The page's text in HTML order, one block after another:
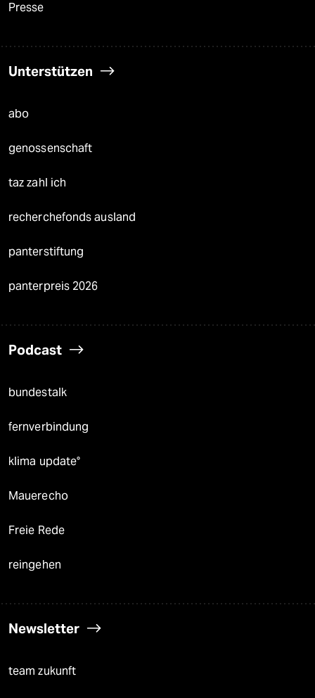
Presse
Unterstützen
abo
genossenschaft
taz zahl ich
recherchefonds ausland
panterstiftung
panterpreis 2026
Podcast
bundestalk
fernverbindung
klima update°
Mauerecho
Freie Rede
reingehen
Newsletter
team zukunft